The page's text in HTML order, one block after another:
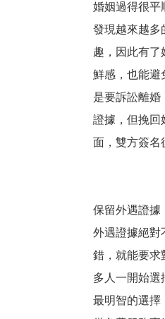
婚姻過得很平
發現越來越多
趣，因此有了
鮮感，也能避
是要訴訟離婚
證據，但挽回
面，雙方簽名
保留外遇證據
外遇證據絕對
錯，就能要求
多人一開始選
最明智的選擇